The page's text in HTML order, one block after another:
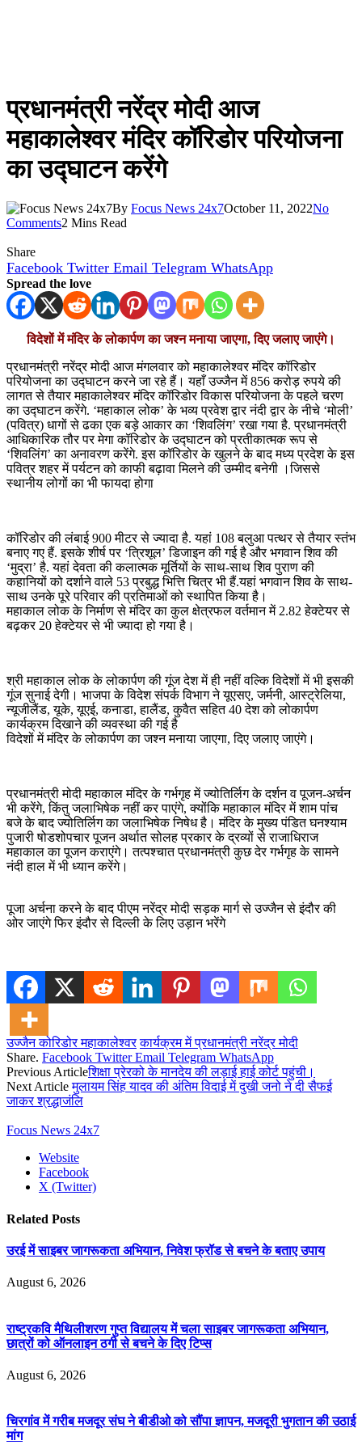
प्रधानमंत्री नरेंद्र मोदी आज
महाकालेश्वर मंदिर कॉरिडोर परियोजना
का उद्घाटन करेंगे
By Focus News 24x7October 11, 2022No
Comments2 Mins Read
Share
Facebook Twitter Email Telegram WhatsApp
Spread the love
विदेशों में मंदिर के लोकार्पण का जश्न मनाया जाएगा, दिए जलाए जाएंगे।
प्रधानमंत्री नरेंद्र मोदी आज मंगलवार को महाकालेश्वर मंदिर कॉरिडोर
परियोजना का उद्घाटन करने जा रहे हैं। यहाँ उज्जैन में 856 करोड़ रुपये की
लागत से तैयार महाकालेश्वर मंदिर कॉरिडोर विकास परियोजना के पहले चरण
का उद्घाटन करेंगे. ‘महाकाल लोक’ के भव्य प्रवेश द्वार नंदी द्वार के नीचे ‘मोली’
(पवित्र) धागों से ढका एक बड़े आकार का ‘शिवलिंग’ रखा गया है. प्रधानमंत्री
आधिकारिक तौर पर मेगा कॉरिडोर के उद्घाटन को प्रतीकात्मक रूप से
‘शिवलिंग’ का अनावरण करेंगे. इस कॉरिडोर के खुलने के बाद मध्य प्रदेश के इस
पवित्र शहर में पर्यटन को काफी बढ़ावा मिलने की उम्मीद बनेगी ।जिससे
स्थानीय लोगों का भी फायदा होगा
कॉरिडोर की लंबाई 900 मीटर से ज्यादा है. यहां 108 बलुआ पत्थर से तैयार स्तंभ
बनाए गए हैं. इसके शीर्ष पर ‘त्रिशूल’ डिजाइन की गई है और भगवान शिव की
‘मुद्रा’ है. यहां देवता की कलात्मक मूर्तियों के साथ-साथ शिव पुराण की
कहानियों को दर्शाने वाले 53 प्रबुद्ध भित्ति चित्र भी हैं.यहां भगवान शिव के साथ-
साथ उनके पूरे परिवार की प्रतिमाओं को स्थापित किया है।
महाकाल लोक के निर्माण से मंदिर का कुल क्षेत्रफल वर्तमान में 2.82 हेक्टेयर से
बढ़कर 20 हेक्टेयर से भी ज्यादा हो गया है।
श्री महाकाल लोक के लोकार्पण की गूंज देश में ही नहीं वल्कि विदेशों में भी इसकी
गूंज सुनाई देगी। भाजपा के विदेश संपर्क विभाग ने यूएसए, जर्मनी, आस्ट्रेलिया,
न्यूजीलैंड, यूके, यूएई, कनाडा, हालैंड, कुवैत सहित 40 देश को लोकार्पण
कार्यक्रम दिखाने की व्यवस्था की गई है
विदेशों में मंदिर के लोकार्पण का जश्न मनाया जाएगा, दिए जलाए जाएंगे।
प्रधानमंत्री मोदी महाकाल मंदिर के गर्भगृह में ज्योतिर्लिग के दर्शन व पूजन-अर्चन
भी करेंगे, किंतु जलाभिषेक नहीं कर पाएंगे, क्योंकि महाकाल मंदिर में शाम पांच
बजे के बाद ज्योतिर्लिग का जलाभिषेक निषेध है। मंदिर के मुख्य पंडित घनश्याम
पुजारी षोडशोपचार पूजन अर्थात सोलह प्रकार के द्रव्यों से राजाधिराज
महाकाल का पूजन कराएंगे। तत्पश्चात प्रधानमंत्री कुछ देर गर्भगृह के सामने
नंदी हाल में भी ध्यान करेंगे।
पूजा अर्चना करने के बाद पीएम नरेंद्र मोदी सड़क मार्ग से उज्जैन से इंदौर की
ओर जाएंगे फिर इंदौर से दिल्ली के लिए उड़ान भरेंगे
उज्जैन कोरिडोर महाकालेश्वर कार्यक्रम में प्रधानमंत्री नरेंद्र मोदी
Share. Facebook Twitter Email Telegram WhatsApp
Previous Articleशिक्षा प्रेरको के मानदेय की लड़ाई हाई कोर्ट पहुंची।
Next Articleमुलायम सिंह यादव की अंतिम विदाई में दुखी जनो ने दी सैफई
जाकर श्रद्धाजंलि
Focus News 24x7
Website
Facebook
X (Twitter)
Related Posts
उरई में साइबर जागरूकता अभियान, निवेश फ्रॉड से बचने के बताए उपाय
August 6, 2026
राष्ट्रकवि मैथिलीशरण गुप्त विद्यालय में चला साइबर जागरूकता अभियान,
छात्रों को ऑनलाइन ठगी से बचने के दिए टिप्स
August 6, 2026
चिरगांव में गरीब मजदूर संघ ने बीडीओ को सौंपा ज्ञापन, मजदूरी भुगतान की उठाई
मांग